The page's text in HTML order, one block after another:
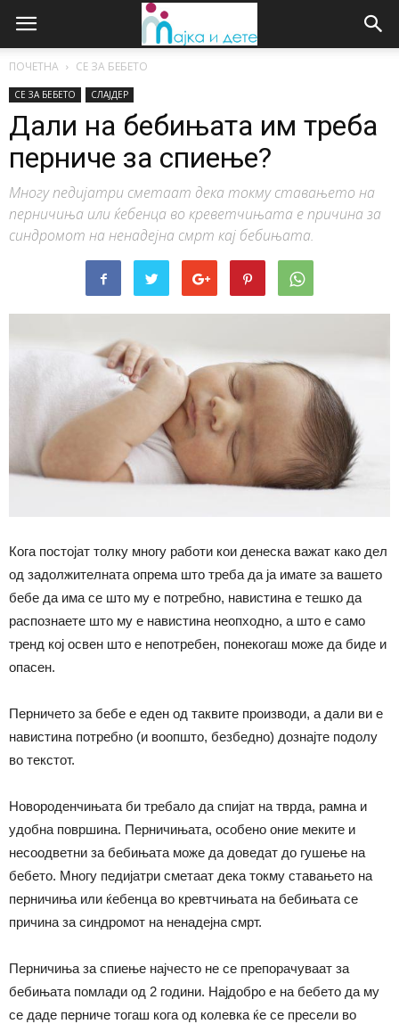
ПОЧЕТНА СЕ ЗА БЕБЕТО
СЕ ЗА БЕБЕТО СЛАЈДЕР
Дали на бебињата им треба
перниче за спиење?
Многу педијатри сметаат дека токму ставањето на
перничиња или ќебенца во креветчињата е причина за
синдромот на ненадејна смрт кај бебињата.
Кога постојат толку многу работи кои денеска важат како дел
од задолжителната опрема што треба да ја имате за вашето
бебе да има се што му е потребно, навистина е тешко да
распознаете што му е навистина неопходно, а што е само
тренд кој освен што е непотребен, понекогаш може да биде и
опасен.
Перничето за бебе е еден од таквите производи, а дали ви е
навистина потребно (и воопшто, безбедно) дознајте подолу
во текстот.
Новороденчињата би требало да спијат на тврда, рамна и
удобна површина. Перничињата, особено оние меките и
несоодветни за бебињата може да доведат до гушење на
бебето. Многу педијатри сметаат дека токму ставањето на
перничиња или ќебенца во кревтчињата на бебињата се
причина за синдромот на ненадејна смрт.
Перничиња за спиење најчесто не се препорачуваат за
бебињата помлади од 2 години. Најдобро е на бебето да му
се даде перниче тогаш кога од колевка ќе се пресели во